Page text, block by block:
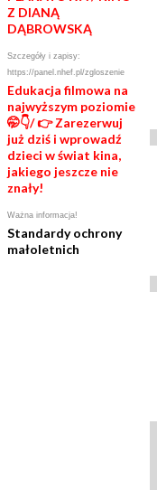
Z DIANĄ
DĄBROWSKĄ
Szczegóły i zapisy:
https://panel.nhef.pl/zgloszenie
Edukacja filmowa na
najwyższym poziomie
🤭👇/ 👉 Zarezerwuj
już dziś i wprowadź
dzieci w świat kina,
jakiego jeszcze nie
znały!
Ważna informacja!
Standardy ochrony
małoletnich